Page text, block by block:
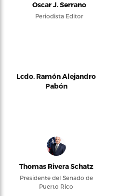
Oscar J. Serrano
Periodista Editor
Lcdo. Ramón Alejandro
Pabón
Thomas Rivera Schatz
Presidente del Senado de
Puerto Rico